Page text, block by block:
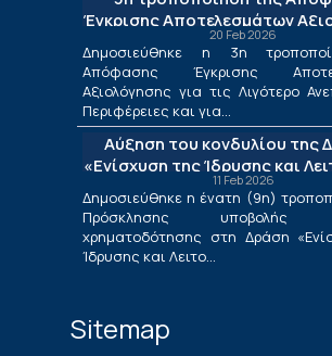
Έγκρισης Αποτελεσμάτων
για τις Λιγότερο
Περιφέρειες και για τις
Μετάβασης στο πλαίσιο της
«Ενίσχυση της Ίδρυσης και
Νέων Μικρομεσαίων
Επιχειρήσεων»
20 Feb 2026
Δημοσιεύθηκε η 3η
Απόφασης Έγκρισης
Αξιολόγησης για τις Λιγότερο
Περιφέρειες και για...
Αύξηση του κονδυλίου της
«Ενίσχυση της Ίδρυσης και
Νέων Μικρομεσαίων
Επιχειρήσεων»
11 Feb 2026
Δημοσιεύθηκε η ένατη (9η)
Πρόσκλησης υποβολής
χρηματοδότησης στη Δράση
Ίδρυσης και Λειτο...
Sitemap